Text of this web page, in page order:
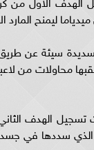
ليمنح المارد
الدقيقة 70،
محاولات من
الذي سددها في